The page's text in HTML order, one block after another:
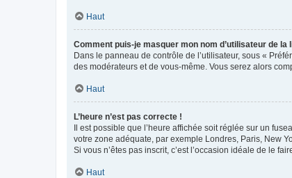
Haut
Comment puis-je masquer mon nom d’utilisateur de
Dans le panneau de contrôle de l’utilisateur, sous «
des modérateurs et de vous-même. Vous serez alors
Haut
L’heure n’est pas correcte !
Il est possible que l’heure affichée soit réglée sur un
votre zone adéquate, par exemple Londres, Paris, New
Si vous n’êtes pas inscrit, c’est l’occasion idéale de le
Haut